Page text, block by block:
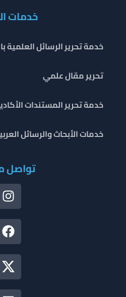
خدمات
خدمة تحرير الرسائل العلمية
تحرير مقال علمي
خدمة تحرير المستندات
خدمات الأبحاث والرسائل
تواصل